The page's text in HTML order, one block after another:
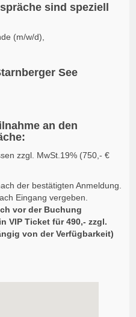
sind speziell
(m/w/d),
See
an den
zzgl. MwSt.19% (750,- €
der bestätigten Anmeldung.
Eingang vergeben.
vor der Buchung
VIP Ticket für 490,- zzgl.
von der Verfügbarkeit)